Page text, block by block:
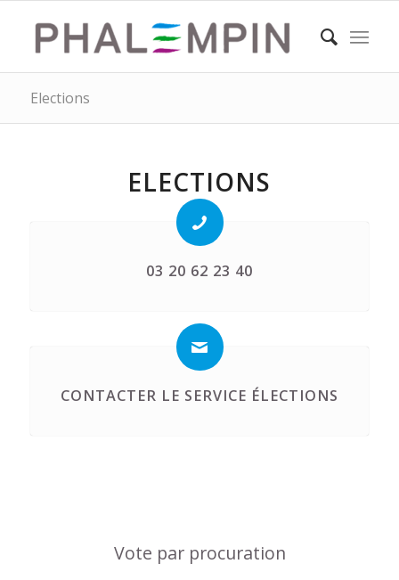
Elections
ELECTIONS
03 20 62 23 40
CONTACTER LE SERVICE ÉLECTIONS
Vote par procuration